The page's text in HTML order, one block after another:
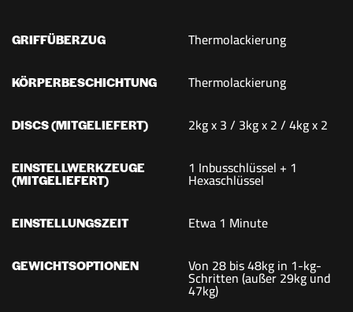
GRIFFÜBERZUG Thermolackierung
KÖRPERBESCHICHTUNG Thermolackierung
DISCS (MITGELIEFERT) 2kg x 3 / 3kg x 2 / 4kg x 2
EINSTELLWERKZEUGE
(MITGELIEFERT)
1 Inbusschlüssel + 1
Hexaschlüssel
EINSTELLUNGSZEIT Etwa 1 Minute
GEWICHTSOPTIONEN Von 28 bis 48kg in 1-kg-
Schritten (außer 29kg und
47kg)